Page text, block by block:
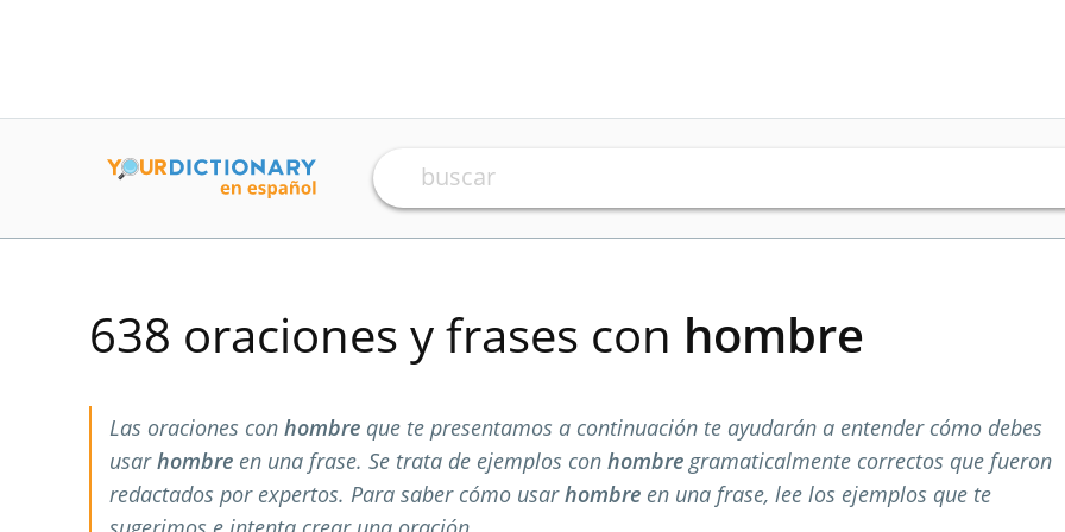
638 oraciones y frases con hombre
Las oraciones con hombre que te presentamos a continuación te ayudarán a entender cómo debes
usarhombre en una frase. Se trata de ejemplos con hombregramaticalmente correctos que fueron
redactados por expertos. Para saber cómo usarhombre en una frase, lee los ejemplos que te